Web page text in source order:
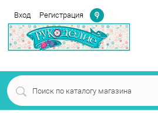
Вход Регистрация
Определение